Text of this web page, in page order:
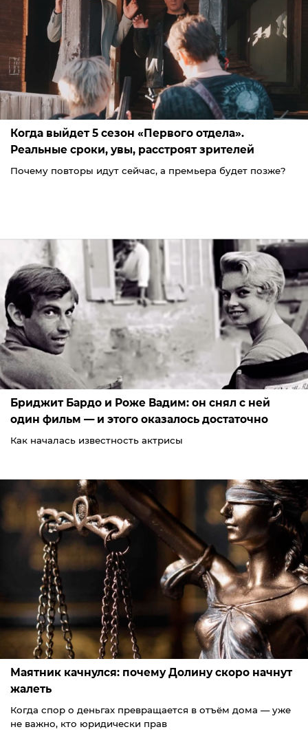
Когда выйдет 5 сезон «Первого отдела».
Реальные сроки, увы, расстроят зрителей
Почему повторы идут сейчас, а премьера будет позже?
Бриджит Бардо и Роже Вадим: он снял с ней
один фильм — и этого оказалось достаточно
Как началась известность актрисы
Маятник качнулся: почему Долину скоро начнут
жалеть
Когда спор о деньгах превращается в отъём дома — уже
не важно, кто юридически прав